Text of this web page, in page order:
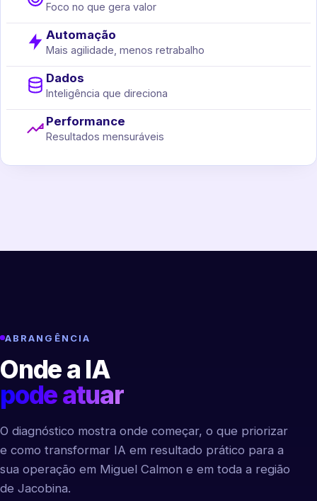
Foco no que gera valor
Automação
Mais agilidade, menos retrabalho
Dados
Inteligência que direciona
Performance
Resultados mensuráveis
ABRANGÊNCIA
Onde a IA
pode atuar
O diagnóstico mostra onde começar, o que priorizar
e como transformar IA em resultado prático para a
sua operação em Miguel Calmon e em toda a região
de Jacobina.